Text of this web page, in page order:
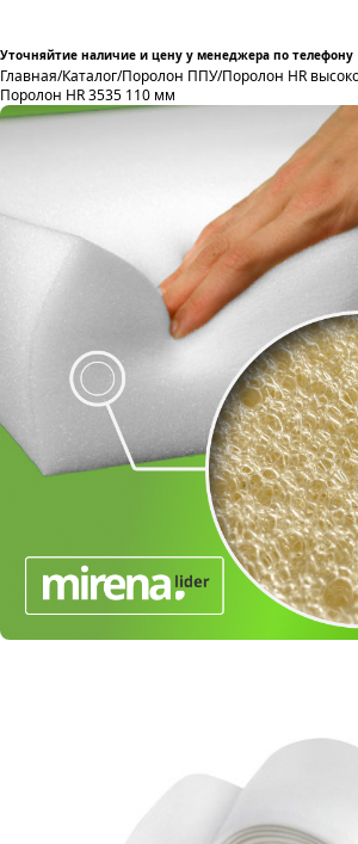
Уточняйтие наличие и цену у менеджера по телефону
Главная/Каталог/Поролон ППУ/Поролон HR
Поролон HR 3535 110 мм